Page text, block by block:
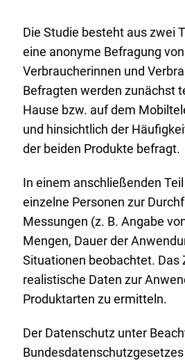
Die Studie besteht aus zwei
eine anonyme Befragung
Verbraucherinnen und
Befragten werden zunächst
Hause bzw. auf dem
und hinsichtlich der
der beiden Produkte befragt.
In einem anschließenden
einzelne Personen zur
Messungen (z. B. Angabe
Mengen, Dauer der
Situationen beobachtet. Das
realistische Daten zur
Produktarten zu ermitteln.
Der Datenschutz unter